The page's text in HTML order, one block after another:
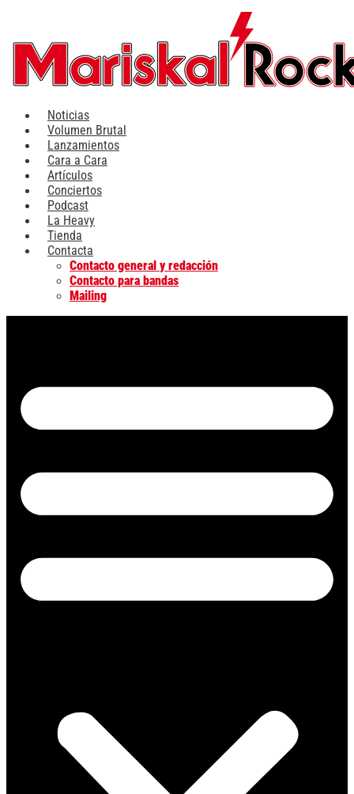
contenido
Noticias
Volumen Brutal
Lanzamientos
Cara a Cara
Artículos
Conciertos
Podcast
La Heavy
Tienda
Contacta
Contacto general y redacción
Contacto para bandas
Mailing